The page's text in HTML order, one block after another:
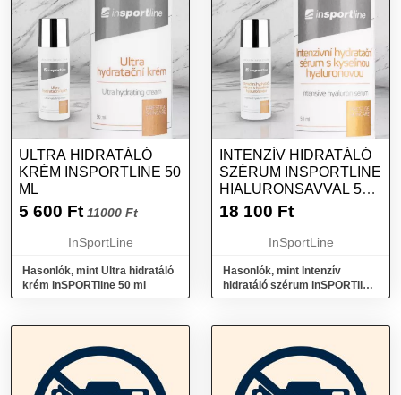
ULTRA HIDRATÁLÓ
KRÉM INSPORTLINE 50
ML
5 600 Ft 11000 Ft
InSportLine
Hasonlók, mint Ultra hidratáló
krém inSPORTline 50 ml
INTENZÍV HIDRATÁLÓ
SZÉRUM INSPORTLINE
HIALURONSAVVAL 50
ML
18 100 Ft
InSportLine
Hasonlók, mint Intenzív
hidratáló szérum inSPORTline
hialuronsavval 50 ml